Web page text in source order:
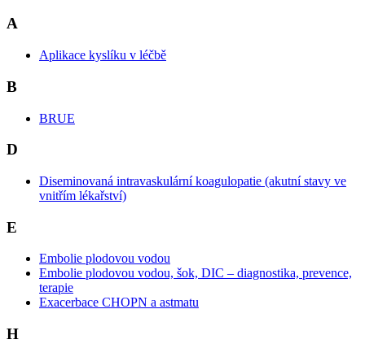
A
Aplikace kyslíku v léčbě
B
BRUE
D
Diseminovaná intravaskulární koagulopatie (akutní stavy ve
vnitřím lékařství)
E
Embolie plodovou vodou
Embolie plodovou vodou, šok, DIC – diagnostika, prevence,
terapie
Exacerbace CHOPN a astmatu
H